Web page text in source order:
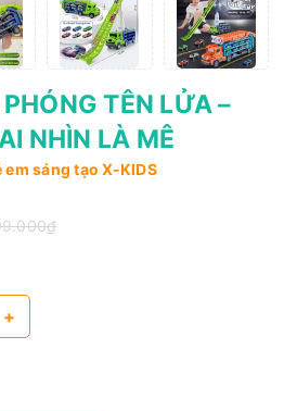
TÊN LỬA –
NHÌN LÀ MÊ
sáng tạo X-KIDS
+